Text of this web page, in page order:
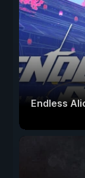
Endless